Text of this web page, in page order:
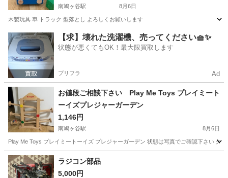
南鳩ヶ谷駅 8月6日
木製玩具 車 トラック 型落とし よろしくお願いします
埼玉 川口市 南鳩ヶ谷駅 おもちゃ 玩具
【求】壊れた洗濯機、売ってください🧺✨
状態が悪くてもOK！最大限買取します
プリフラ Ad
お値段ご相談下さい Play Me Toys プレイミート
ーイズプレジャーガーデン
1,146円
南鳩ヶ谷駅 8月6日
Play Me Toys プレイミートーイズ プレジャーガーデン 状態は写真でご確認下さい 欠
埼玉 川口市 南鳩ヶ谷駅
ラジコン部品
5,000円